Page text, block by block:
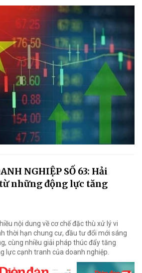
NGHIỆP SỐ 63: Hải
những động lực tăng
nội dung về cơ chế đặc thù xử lý vi
thời hạn chung cư, đầu tư đổi mới sáng
cùng nhiều giải pháp thúc đẩy tăng
lực cạnh tranh của doanh nghiệp.